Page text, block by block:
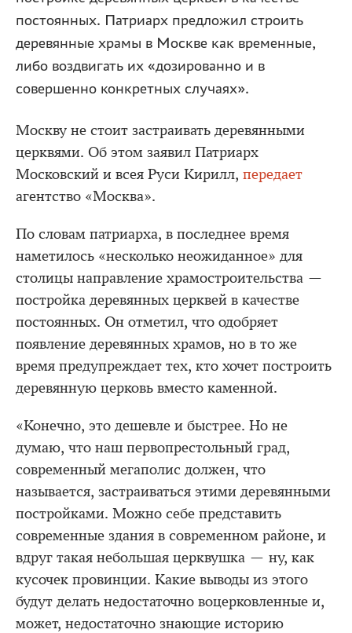
постоянных. Патриарх предложил строить
деревянные храмы в Москве как временные,
либо воздвигать их «дозированно и в
совершенно конкретных случаях».
Москву не стоит застраивать деревянными
церквями. Об этом заявил Патриарх
Московский и всея Руси Кирилл, передает
агентство «Москва».
По словам патриарха, в последнее время
наметилось «несколько неожиданное» для
столицы направление храмостроительства —
постройка деревянных церквей в качестве
постоянных. Он отметил, что одобряет
появление деревянных храмов, но в то же
время предупреждает тех, кто хочет построить
деревянную церковь вместо каменной.
«Конечно, это дешевле и быстрее. Но не
думаю, что наш первопрестольный град,
современный мегаполис должен, что
называется, застраиваться этими деревянными
постройками. Можно себе представить
современные здания в современном районе, и
вдруг такая небольшая церквушка — ну, как
кусочек провинции. Какие выводы из этого
будут делать недостаточно воцерковленные и,
может, недостаточно знающие историю